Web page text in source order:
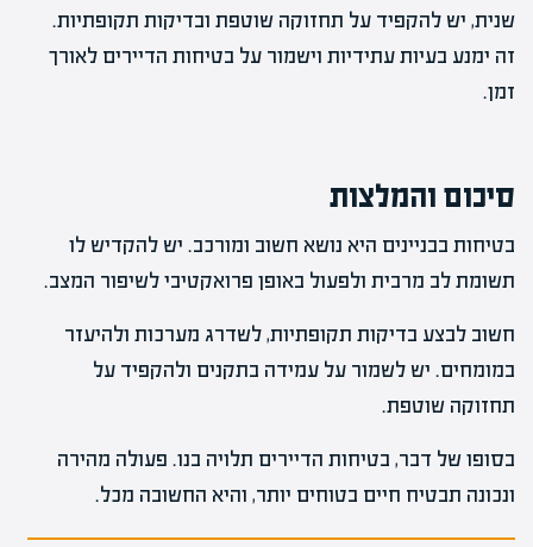
שנית, יש להקפיד על תחזוקה שוטפת ובדיקות תקופתיות.
זה ימנע בעיות עתידיות וישמור על בטיחות הדיירים לאורך
זמן.
סיכום והמלצות
בטיחות בבניינים היא נושא חשוב ומורכב. יש להקדיש לו
תשומת לב מרבית ולפעול באופן פרואקטיבי לשיפור המצב.
חשוב לבצע בדיקות תקופתיות, לשדרג מערכות ולהיעזר
במומחים. יש לשמור על עמידה בתקנים ולהקפיד על
תחזוקה שוטפת.
בסופו של דבר, בטיחות הדיירים תלויה בנו. פעולה מהירה
ונכונה תבטיח חיים בטוחים יותר, והיא החשובה מכל.